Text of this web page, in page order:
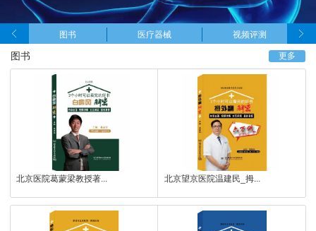
图书 医疗器械 视频评测
更多
图书
北京医院葛蒙梁教授著... 北京望京医院温建民_拇...